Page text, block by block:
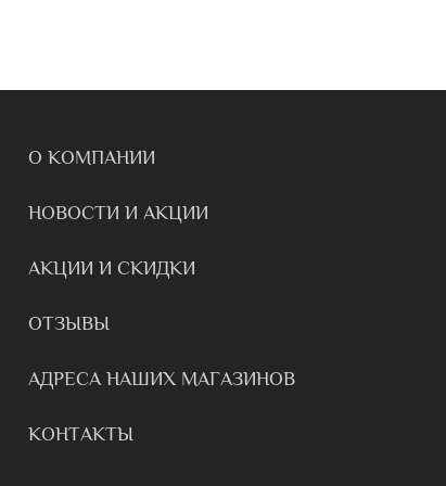
О КОМПАНИИ
НОВОСТИ И АКЦИИ
АКЦИИ И СКИДКИ
ОТЗЫВЫ
АДРЕСА НАШИХ МАГАЗИНОВ
КОНТАКТЫ